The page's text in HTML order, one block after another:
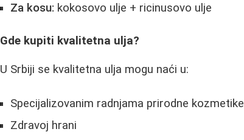
Za kosu: kokosovo ulje + ricinusovo ulje
Gde kupiti kvalitetna ulja?
U Srbiji se kvalitetna ulja mogu naći u:
Specijalizovanim radnjama prirodne kozmetike
Zdravoj hrani